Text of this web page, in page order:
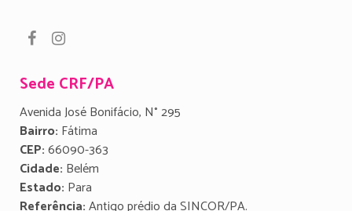
Sede CRF/PA
Avenida José Bonifácio, N° 295
Bairro: Fátima
CEP:66090-363
Cidade: Belém
Estado: Para
Referência:Antigo prédio da SINCOR/PA.